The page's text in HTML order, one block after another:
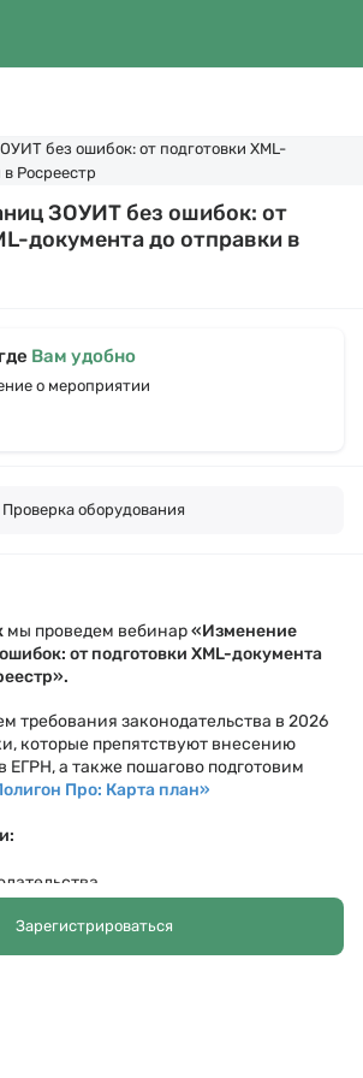
ЗОУИТ без ошибок: от
документа до отправки в
Вам удобно
о мероприятии
Проверка оборудования
мы проведем вебинар«Изменение
от подготовки XML-документа
».
требования законодательства в 2026
которые препятствуют внесению
ЕГРН, а также пошагово подготовим
Про: Карта план»
отправка XML-документов в
или изменения границы ЗОУИТ
Зарегистрироваться